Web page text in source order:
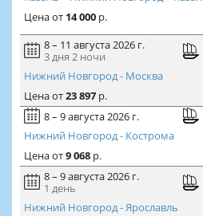
Ценаот 14 000р.
8 – 11 августа 2026 г.
3 дня 2 ночи
Нижний Новгород - Москва
Ценаот23 897р.
8 – 9 августа 2026 г.
Нижний Новгород - Кострома
Ценаот9 068р.
8 – 9 августа 2026 г.
1 день
Нижний Новгород - Ярославль